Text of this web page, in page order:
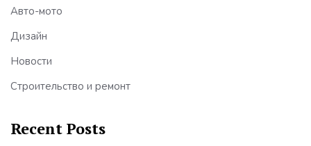
Авто-мото
Дизайн
Новости
Строительство и ремонт
Recent Posts